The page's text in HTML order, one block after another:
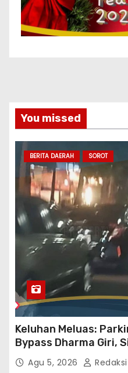
You missed
BERITA DAERAH SOROT
Keluhan Meluas:
Bypass Dharma Giri,
Jawab?
Agu 5, 2026 Redaksi